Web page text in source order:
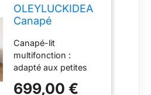
OLEYLUCKIDEA
Canapé
Clac 2 Places
avec
Rangement,
Canapé-Lit pour
Canapé-lit
multifonction :
adapté aux petites
appartements en
699,00 €